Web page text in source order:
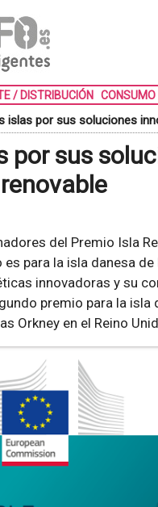
/ DISTRIBUCIÓN CONSUMO
islas por sus soluciones
por sus
del Premio Isla
para la isla danesa de
innovadoras y su
premio para la isla
Orkney en el Reino